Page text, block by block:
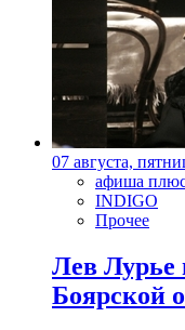
07 августа,
афиша
INDIGO
Прочее
Лев Лурье
Боярской